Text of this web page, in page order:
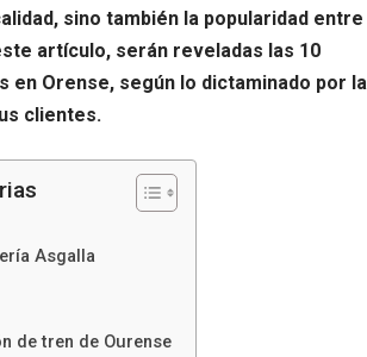
sino también la popularidad entre
artículo, serán reveladas las 10
en Orense, según lo dictaminado por la
clientes.
Asgalla
de tren de Ourense